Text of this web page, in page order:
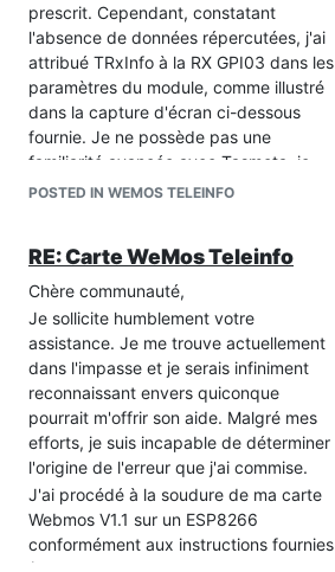
prescrit. Cependant, constatant
l'absence de données répercutées, j'ai
attribué TRxInfo à la RX GPI03 dans les
paramètres du module, comme illustré
dans la capture d'écran ci-dessous
fournie. Je ne possède pas une
familiarité avancée avec Tasmota, je
sollicite donc votre indulgence en cas
moi-même avant de solliciter de
l'assistance, cependant, je me trouve
actuellement dans l'impasse...
POSTED IN WEMOS TELEINFO
RE: Carte WeMos Teleinfo
Chère communauté,
Je sollicite humblement votre
assistance. Je me trouve actuellement
dans l'impasse et je serais infiniment
reconnaissant envers quiconque
pourrait m'offrir son aide. Malgré mes
efforts, je suis incapable de déterminer
l'origine de l'erreur que j'ai commise.
J'ai procédé à la soudure de ma carte
Webmos V1.1 sur un ESP8266
conformément aux instructions fournies